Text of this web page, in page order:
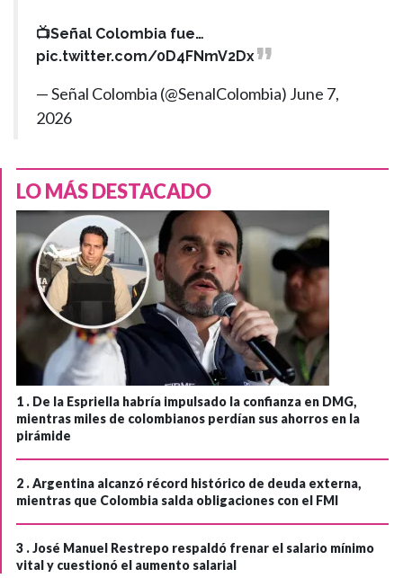
📺Señal Colombia fue…
pic.twitter.com/0D4FNmV2Dx
— Señal Colombia (@SenalColombia) June 7,
2026
LO MÁS DESTACADO
1 . De la Espriella habría impulsado la confianza en DMG,
mientras miles de colombianos perdían sus ahorros en la
pirámide
2 .Argentina alcanzó récord histórico de deuda externa,
mientras que Colombia salda obligaciones con el FMI
3 .José Manuel Restrepo respaldó frenar el salario mínimo
vital y cuestionó el aumento salarial